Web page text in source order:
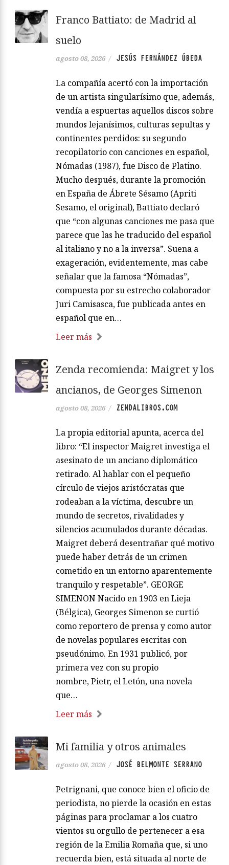
Franco Battiato: de Madrid al
suelo
agosto 08, 2026 / JESÚS FERNÁNDEZ ÚBEDA
La compañía acertó con la importación
de un artista singularísimo que, además,
vendía a espuertas aquellos discos sobre
mundos lejanísimos, culturas sepultas y
continentes perdidos: su segundo
recopilatorio con canciones en español,
Nómadas (1987), fue Disco de Platino.
Mucho después, durante la promoción
en España de Ábrete Sésamo (Apriti
Sesamo, el original), Battiato declaró
que “con algunas canciones me pasa que
parece que las he traducido del español
al italiano y no a la inversa”. Suena a
exageración, evidentemente, mas cabe
señalar que la famosa “Nómadas”,
compuesta por su estrecho colaborador
Juri Camisasca, fue publicada antes en
español que en…
Leer más
Zenda recomienda: Maigret y los
ancianos, de Georges Simenon
agosto 08, 2026 / ZENDALIBROS.COM
La propia editorial apunta, acerca del
libro: “El inspector Maigret investiga el
asesinato de un anciano diplomático
retirado. Al hablar con el pequeño
círculo de viejos aristócratas que
rodeaban a la víctima, descubre un
mundo de secretos, rivalidades y
silencios acumulados durante décadas.
Maigret deberá desentrañar qué motivo
puede haber detrás de un crimen
cometido en un entorno aparentemente
tranquilo y respetable”. GEORGE
SIMENON Nacido en 1903 en Lieja
(Bélgica), Georges Simenon se curtió
como reportero de prensa y como autor
de novelas populares escritas con
pseudónimo. En 1931 publicó, por
primera vez con su propio
nombre, Pietr, el Letón, una novela
que…
Leer más
Mi familia y otros animales
agosto 08, 2026 / JOSÉ BELMONTE SERRANO
Petrignani, que conoce bien el oficio de
periodista, no pierde la ocasión en estas
páginas para proclamar a los cuatro
vientos su orgullo de pertenecer a esa
región de la Emilia Romaña que, si uno
recuerda bien, está situada al norte de